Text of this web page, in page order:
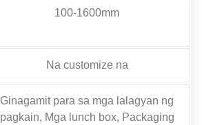
100-1600mm
Na customize na
Ginagamit para sa mga lalagyan ng
pagkain, Mga lunch box, Packaging